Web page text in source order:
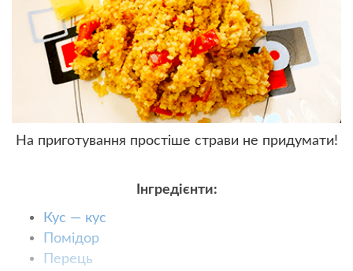
На приготування простіше страви не придумати!
Інгредієнти:
Кус — кус
Помідор
Перець